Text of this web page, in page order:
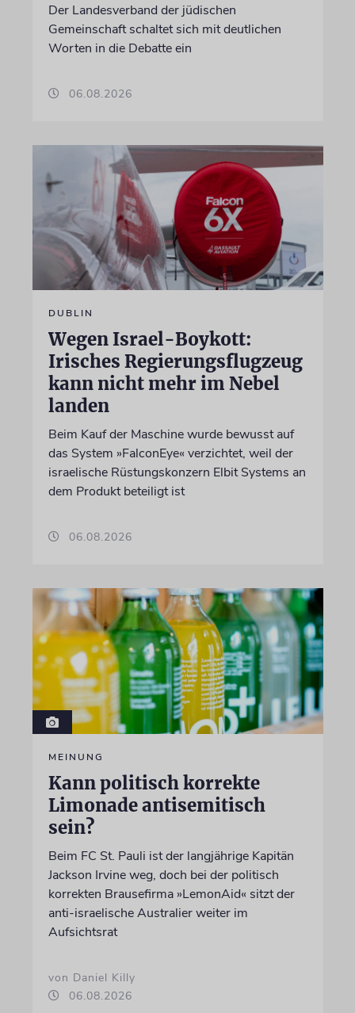
Der Landesverband der jüdischen
Gemeinschaft schaltet sich mit deutlichen
Worten in die Debatte ein
06.08.2026
DUBLIN
Wegen Israel-Boykott:
Irisches Regierungsflugzeug
kann nicht mehr im Nebel
landen
Beim Kauf der Maschine wurde bewusst auf
das System »FalconEye« verzichtet, weil der
israelische Rüstungskonzern Elbit Systems an
dem Produkt beteiligt ist
06.08.2026
MEINUNG
Kann politisch korrekte
Limonade antisemitisch
sein?
Beim FC St. Pauli ist der langjährige Kapitän
Jackson Irvine weg, doch bei der politisch
korrekten Brausefirma »LemonAid« sitzt der
anti-israelische Australier weiter im
Aufsichtsrat
von Daniel Killy
06.08.2026